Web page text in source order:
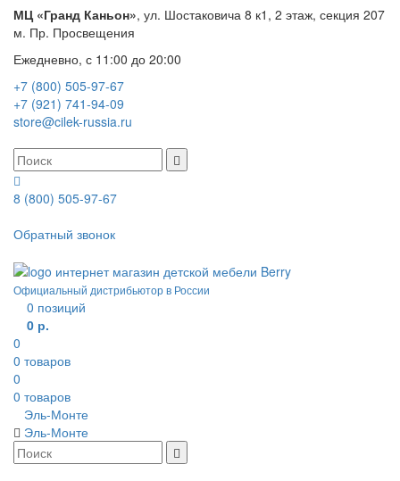
МЦ «Гранд Каньон», ул. Шостаковича 8 к1, 2 этаж, секция 207
м. Пр. Просвещения
Ежедневно, с 11:00 до 20:00
+7 (800) 505-97-67
+7 (921) 741-94-09
store@cilek-russia.ru
8 (800) 505-97-67
Обратный звонок
Официальный дистрибьютор в России
0 позиций
0 р.
0
0 товаров
0
0 товаров
Эль-Монте
Эль-Монте